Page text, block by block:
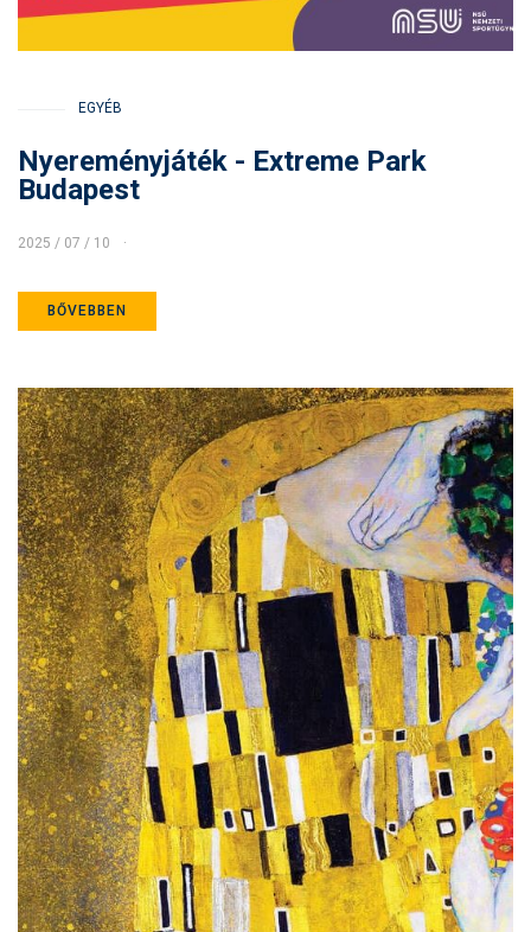
EGYÉB
Nyereményjáték - Extreme Park
Budapest
2025 / 07 / 10
BŐVEBBEN